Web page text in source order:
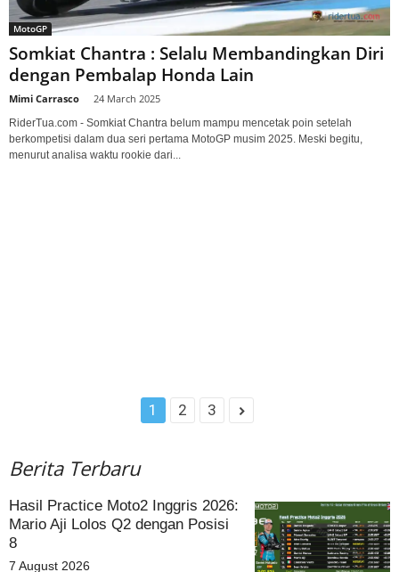
MotoGP
Somkiat Chantra : Selalu Membandingkan Diri
dengan Pembalap Honda Lain
Mimi Carrasco 24 March 2025
RiderTua.com - Somkiat Chantra belum mampu mencetak poin setelah
berkompetisi dalam dua seri pertama MotoGP musim 2025. Meski begitu,
menurut analisa waktu rookie dari...
1 2 3
Berita Terbaru
Hasil Practice Moto2 Inggris 2026:
Mario Aji Lolos Q2 dengan Posisi
8
7 August 2026